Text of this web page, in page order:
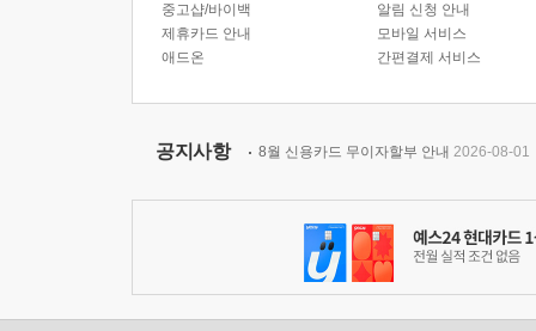
중고샵/바이백
제휴카드 안내
애드온
알림 신청 안내
모바일 서비스
간편결제 서비스
공지사항 8월 신용카드 무이자할부 안내 2026-08-01